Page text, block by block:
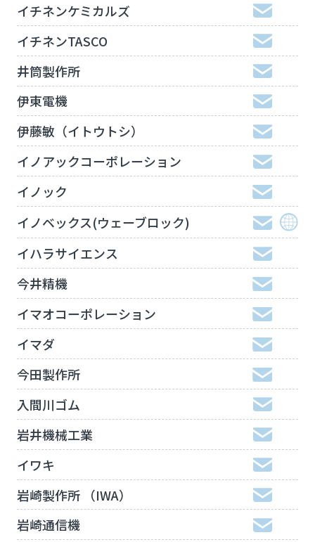
イチネンケミカルズ
イチネンTASCO
井筒製作所
伊東電機
伊藤敏（イトウトシ）
イノアックコーポレーション
イノック
イノベックス(ウェーブロック)
イハラサイエンス
今井精機
イマオコーポレーション
イマダ
今田製作所
入間川ゴム
岩井機械工業
イワキ
岩崎製作所 （IWA）
岩崎通信機